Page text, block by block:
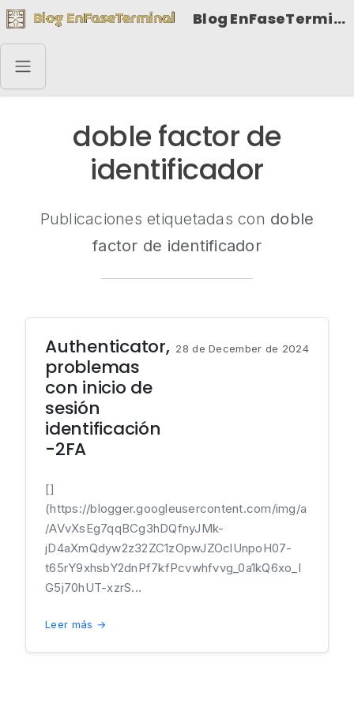
Blog EnFaseTerminal
doble factor de
identificador
Publicaciones etiquetadas con doble
factor de identificador
Authenticator,
problemas
con inicio de
sesión
identificación
-2FA
28 de December de 2024
[]
(https://blogger.googleusercontent.com/img/a
/AVvXsEg7qqBCg3hDQfnyJMk-
jD4aXmQdyw2z32ZC1zOpwJZOclUnpoH07-
t65rY9xhsbY2dnPf7kfPcvwhfvvg_0a1kQ6xo_l
G5j70hUT-xzrS...
Leer más →